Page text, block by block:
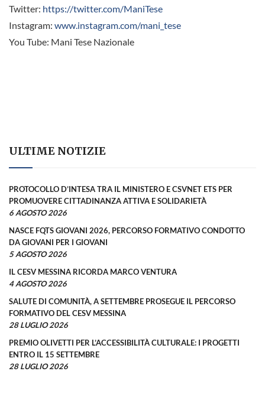
Twitter: https://twitter.com/ManiTese
Instagram: www.instagram.com/mani_tese
You Tube: Mani Tese Nazionale
ULTIME NOTIZIE
PROTOCOLLO D’INTESA TRA IL MINISTERO E CSVNET ETS PER
PROMUOVERE CITTADINANZA ATTIVA E SOLIDARIETÀ
6 AGOSTO 2026
NASCE FQTS GIOVANI 2026, PERCORSO FORMATIVO CONDOTTO
DA GIOVANI PER I GIOVANI
5 AGOSTO 2026
IL CESV MESSINA RICORDA MARCO VENTURA
4 AGOSTO 2026
SALUTE DI COMUNITÀ, A SETTEMBRE PROSEGUE IL PERCORSO
FORMATIVO DEL CESV MESSINA
28 LUGLIO 2026
PREMIO OLIVETTI PER L’ACCESSIBILITÀ CULTURALE: I PROGETTI
ENTRO IL 15 SETTEMBRE
28 LUGLIO 2026